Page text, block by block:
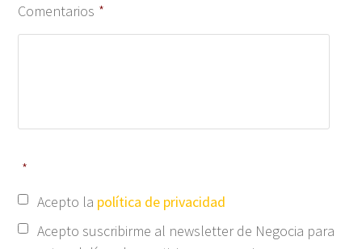
Comentarios *
*
Acepto la política de privacidad
Acepto suscribirme al newsletter de Negocia para